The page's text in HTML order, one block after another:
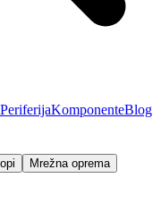
PeriferijaKomponenteBlog
Mrežna oprema